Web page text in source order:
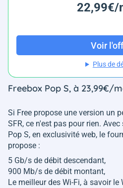
22,99€/
Voir
Plus de
Freebox Pop S, à 23,99€/
Si Free propose une version un
SFR, ce n'est pas pour rien.
Pop S, en exclusivité web, le
propose :
5 Gb/s de débit descendant,
900 Mb/s de débit montant,
Le meilleur des Wi-Fi, à savoir le